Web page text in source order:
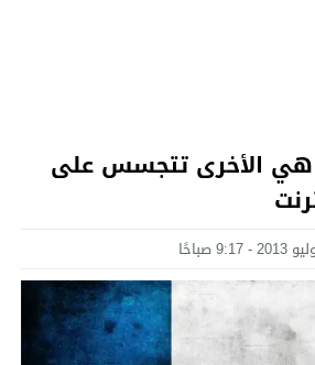
هي الأخرى تتجسس على